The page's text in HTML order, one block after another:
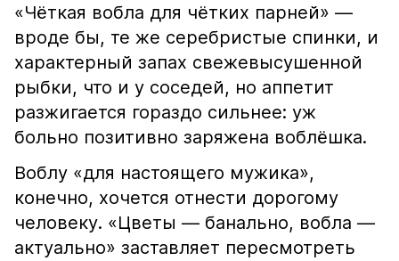
«Чёткая вобла для чётких парней» —
вроде бы, те же серебристые спинки, и
характерный запах свежевысушенной
рыбки, что и у соседей, но аппетит
разжигается гораздо сильнее: уж
больно позитивно заряжена воблёшка.
Воблу «для настоящего мужика»,
конечно, хочется отнести дорогому
человеку. «Цветы — банально, вобла —
актуально» заставляет пересмотреть